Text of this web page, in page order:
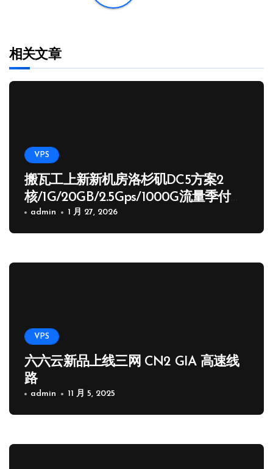
相关文章
VPS
搬瓦工上新新机房洛杉矶DC5方案2
核/1G/20GB/2.5Gps/1000G流量季付
65.89 USD
admin 1 月 27, 2026
VPS
六六云新品上线三网 CN2 GIA 高速线
路
admin 11 月 5, 2025